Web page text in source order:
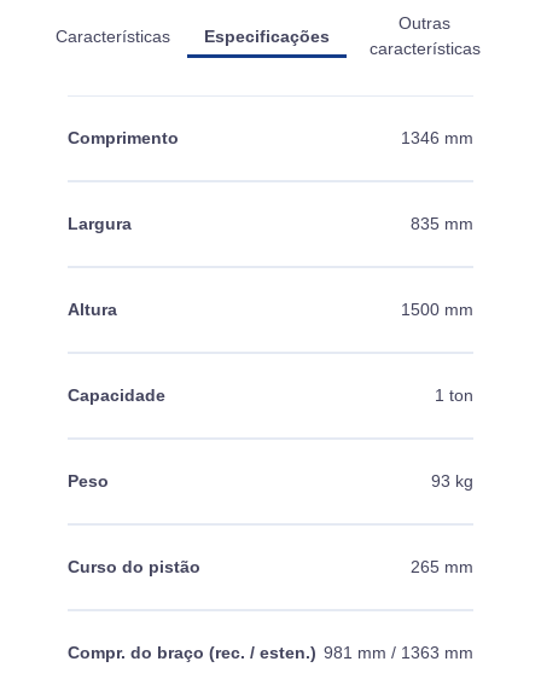
Características Especificações
Outras
características
Comprimento 1346 mm
Largura 835 mm
Altura 1500 mm
Capacidade 1 ton
Peso 93 kg
Curso do pistão 265 mm
Compr. do braço (rec. / esten.) 981 mm / 1363 mm